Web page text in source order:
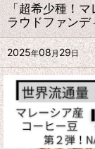
「超希少種！マ
ラウドファン
2025年08月29日